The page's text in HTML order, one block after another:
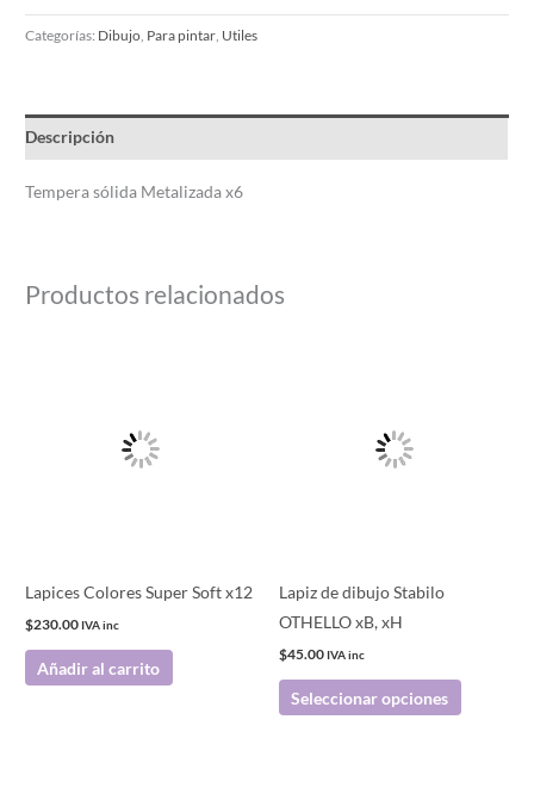
Categorías: Dibujo Para pintar Utiles
Descripción
Tempera sólida Metalizada x6
Productos relacionados
Lapices Colores Super Soft x12
$230.00 IVA inc
Añadir al carrito
Lapiz de dibujo Stabilo
OTHELLO xB, xH
$45.00 IVA inc
Seleccionar opciones
la